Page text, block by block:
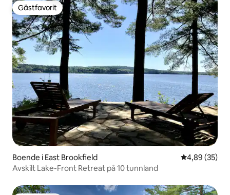
Gästfavorit
Gästfavorit
Boende i East Brookfield 4,89 av 5 i
4,89 (35)
Avskilt Lake-Front Retreat på 10 tunnland